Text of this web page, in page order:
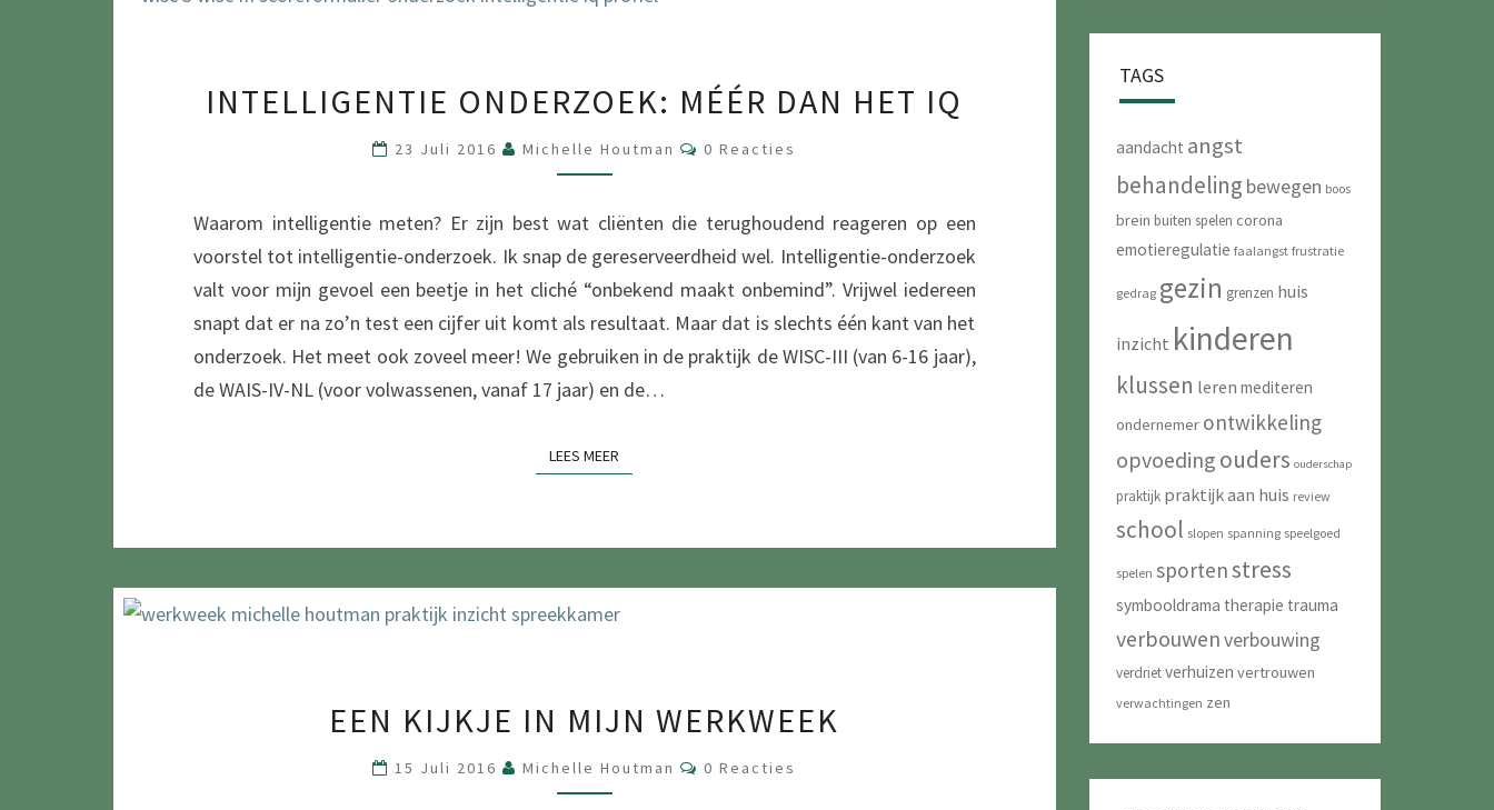
ONDERZOEK:
MÉÉR
DAN
INTELLIGENTIE ONDERZOEK: MÉÉR DAN HET IQ
23 Juli 2016 Michelle Houtman Reacties
0 Reacties
Waarom intelligentie meten? Er zijn best wat cliënten die terughoudend reageren op een
voorstel tot intelligentie-onderzoek. Ik snap de gereserveerdheid wel. Intelligentie-onderzoek
valt voor mijn gevoel een beetje in het cliché “onbekend maakt onbemind”. Vrijwel iedereen
snapt dat er na zo’n test een cijfer uit komt als resultaat. Maar dat is slechts één kant van het
onderzoek. Het meet ook zoveel meer! We gebruiken in de praktijk de WISC-III (van 6-16 jaar),
de WAIS-IV-NL (voor volwassenen, vanaf 17 jaar) en de…
LEES MEER
KIJKJE
IN
MIJN
EEN KIJKJE IN MIJN WERKWEEK
15 Juli 2016 Michelle Houtman Reacties
0 Reacties
TAGS
aandacht angst
behandeling bewegen boos
brein buiten spelen corona
emotieregulatie faalangst frustratie
gedrag gezin grenzen huis
inzicht kinderen
klussen leren mediteren
ondernemer ontwikkeling
opvoeding ouders ouderschap
praktijk praktijk aan huis review
school slopen spanning speelgoed
spelen sportenstress
symbooldrama therapie trauma
verbouwenverbouwing
verdriet verhuizen vertrouwen
verwachtingen zen